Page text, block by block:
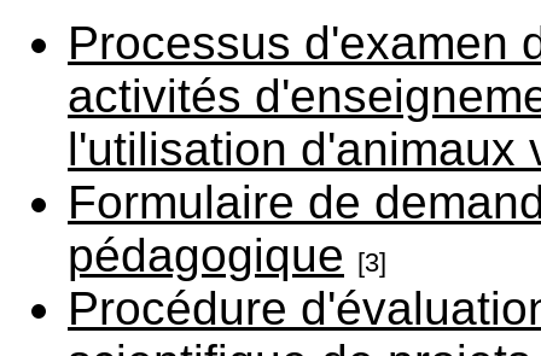
Processus d'examen
activités
l'utilisation d'animaux
Formulaire de
pédagogique [3]
Procédure